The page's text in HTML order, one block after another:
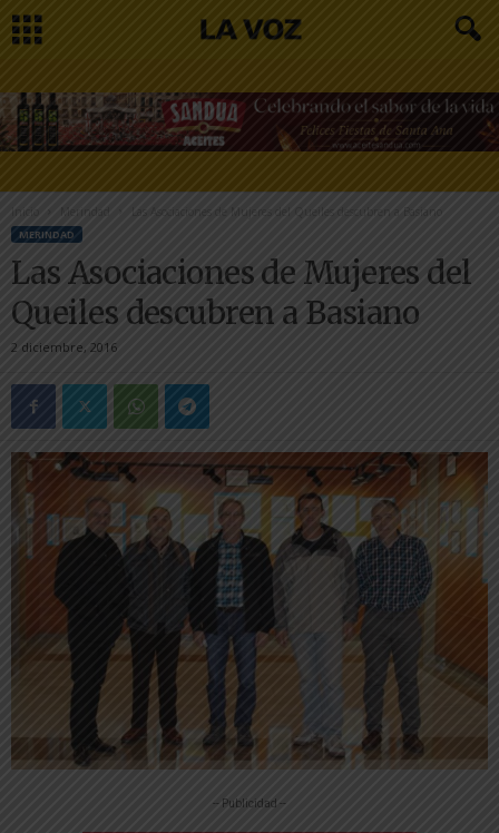
Inicio Las Asociaciones de Mujeres del Queiles descubren a Basiano
MERINDAD
Las Asociaciones de Mujeres del
Queiles descubren a Basiano
2 diciembre, 2016
-- Publicidad --